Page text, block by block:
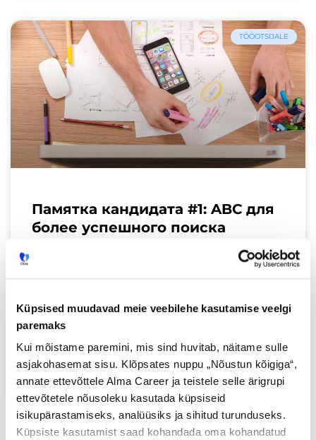
Küpsised muudavad meie veebilehe kasutamise veelgi
paremaks
Kui mõistame paremini, mis sind huvitab, näitame sulle
asjakohasemat sisu. Klõpsates nuppu „Nõustun kõigiga“,
annate ettevõttele Alma Career ja teistele selle ärigrupi
ettevõtetele nõusoleku kasutada küpsiseid
isikupärastamiseks, analüüsiks ja sihitud turunduseks.
Küpsiste kasutamist saad kohandada oma kohandatud
TÖÖOTSIJALE
Памятка кандидата #1: ABC для
более успешного поиска
Поиск работы и собеседовние могут быть
могут оказаться кошмаром, если вы не
знаете, как себя вести. Мы опубликуем
памятку
Loe lisaks »